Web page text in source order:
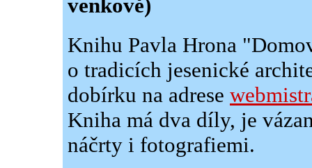
venkově)
Knihu Pavla Hrona
o tradicích jesenické
dobírku na adrese
Kniha má dva díly, je
náčrty i fotografiemi.